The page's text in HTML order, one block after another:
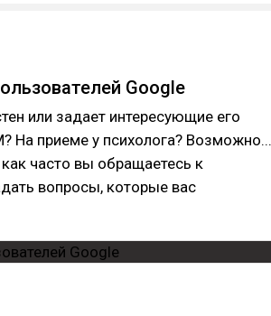
Google
или задает интересующие его
На приеме у психолога? Возможно...
часто вы обращаетесь к
вопросы, которые вас